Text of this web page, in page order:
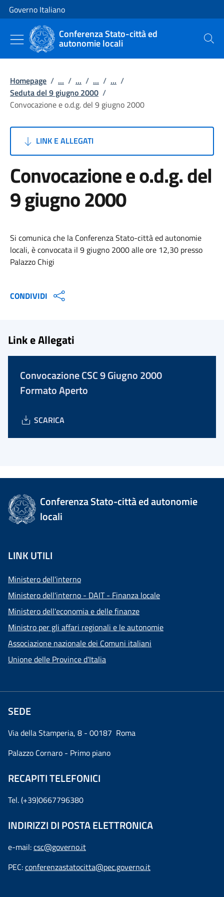
Vai al contenuto
Vai alla navigazione del sito
Governo Italiano
Conferenza Stato-città ed
autonomie locali Cerca
Homepage / ... / ... / ... / ... /
Seduta del 9 giugno 2000 /
Convocazione e o.d.g. del 9 giugno 2000
LINK E ALLEGATI
Convocazione e o.d.g. del
9 giugno 2000
Si comunica che la Conferenza Stato-città ed autonomie
locali, è convocata il 9 giugno 2000 alle ore 12,30 presso
Palazzo Chigi
CONDIVIDI
Link e Allegati
Convocazione CSC 9 Giugno 2000
Formato Aperto
SCARICA
Conferenza Stato-città ed autonomie
locali
LINK UTILI
Ministero dell'interno
Ministero dell'interno - DAIT - Finanza locale
Ministero dell'economia e delle finanze
Ministro per gli affari regionali e le autonomie
Associazione nazionale dei Comuni italiani
Unione delle Province d'Italia
SEDE
Via della Stamperia, 8 - 00187 Roma
Palazzo Cornaro - Primo piano
RECAPITI TELEFONICI
Tel. (+39)0667796380
INDIRIZZI DI POSTA ELETTRONICA
e-mail:csc@governo.it
PEC:conferenzastatocitta@pec.governo.it